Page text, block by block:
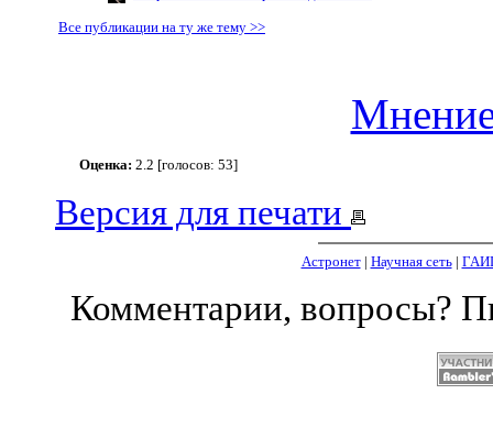
Все публикации на ту же тему >>
Оценка: 2.2 [голосов: 53]
Версия для печати
Астронет| Научная сеть|
Комментарии, вопросы?